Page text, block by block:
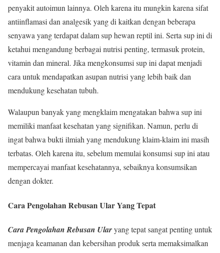
penyakit autoimun lainnya. Oleh karena itu mungkin karena sifat
antiinflamasi dan analgesik yang di kaitkan dengan beberapa
senyawa yang terdapat dalam sup hewan reptil ini. Serta sup ini di
ketahui mengandung berbagai nutrisi penting, termasuk protein,
vitamin dan mineral. Jika mengkonsumsi sup ini dapat menjadi
cara untuk mendapatkan asupan nutrisi yang lebih baik dan
mendukung kesehatan tubuh.
Walaupun banyak yang mengklaim mengatakan bahwa sup ini
memiliki manfaat kesehatan yang signifikan. Namun, perlu di
ingat bahwa bukti ilmiah yang mendukung klaim-klaim ini masih
terbatas. Oleh karena itu, sebelum memulai konsumsi sup ini atau
mempercayai manfaat kesehatannya, sebaiknya konsumsikan
dengan dokter.
Cara Pengolahan Rebusan Ular Yang Tepat
Cara Pengolahan Rebusan Ularyang tepat sangat penting untuk
menjaga keamanan dan kebersihan produk serta memaksimalkan